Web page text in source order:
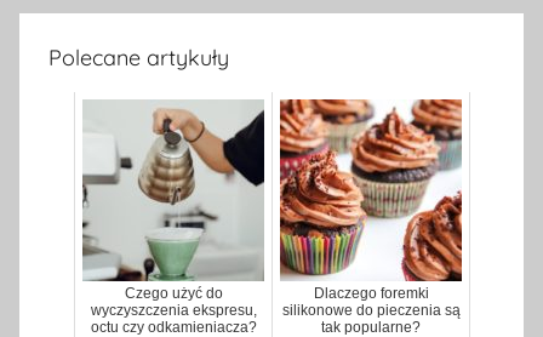
Polecane artykuły
Czego użyć do
wyczyszczenia ekspresu,
octu czy odkamieniacza?
Dlaczego foremki
silikonowe do pieczenia są
tak popularne?